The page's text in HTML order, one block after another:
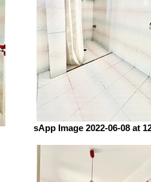
sApp Image 2022-06-08 at